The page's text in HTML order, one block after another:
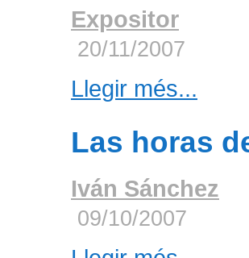
Expositor
20/11/2007
Llegir més...
Las horas
Iván Sánchez
09/10/2007